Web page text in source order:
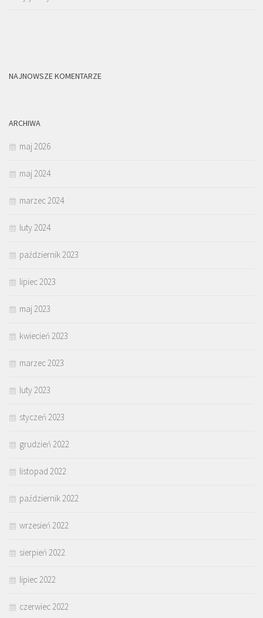
NAJNOWSZE KOMENTARZE
ARCHIWA
maj 2026
maj 2024
marzec 2024
luty 2024
październik 2023
lipiec 2023
maj 2023
kwiecień 2023
marzec 2023
luty 2023
styczeń 2023
grudzień 2022
listopad 2022
październik 2022
wrzesień 2022
sierpień 2022
lipiec 2022
czerwiec 2022